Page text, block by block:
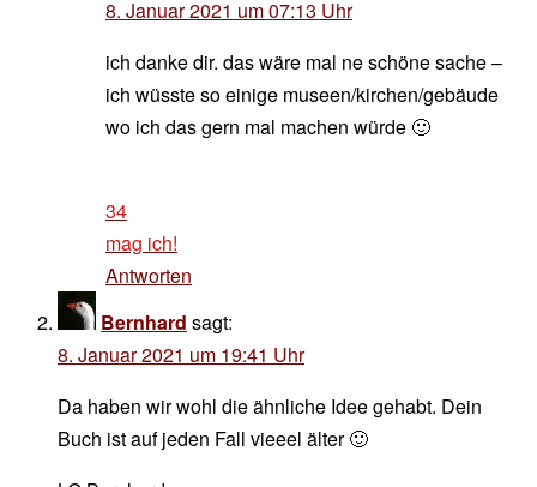
8. Januar 2021 um 07:13 Uhr
ich danke dir. das wäre mal ne schöne sache –
ich wüsste so einige museen/kirchen/gebäude
wo ich das gern mal machen würde 🙂
34
mag ich!
Antworten
Bernhard sagt:
8. Januar 2021 um 19:41 Uhr
Da haben wir wohl die ähnliche Idee gehabt. Dein
Buch ist auf jeden Fall vieeel älter 🙂